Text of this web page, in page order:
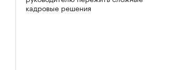
кадровые решения